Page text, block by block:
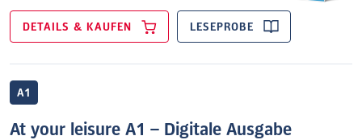
DETAILS & KAUFEN LESEPROBE
A1
At your leisure A1 – Digitale Ausgabe